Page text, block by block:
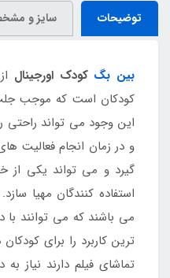
توضیحات سایز و
بین بگ کودک اورجینال
کودکان است که موجب
این وجود می تواند راحتی
و در زمان انجام فعالیت
گیرد و می تواند یکی از
استفاده کنندگان مهیا
می باشند که می توانند
ترین کاربرد را برای
تماشای فیلم دارند نیاز